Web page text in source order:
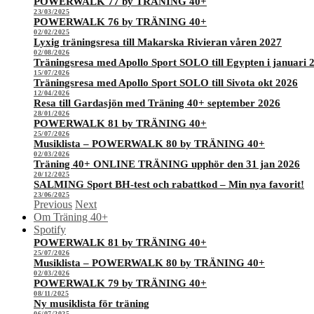
23/03/2025
POWERWALK 76 by TRÄNING 40+
02/02/2025
Lyxig träningsresa till Makarska Rivieran våren 2027
02/08/2026
Träningsresa med Apollo Sport SOLO till Egypten i januari
15/07/2026
Träningsresa med Apollo Sport SOLO till Sivota okt 2026
12/04/2026
Resa till Gardasjön med Träning 40+ september 2026
28/01/2026
POWERWALK 81 by TRÄNING 40+
25/07/2026
Musiklista – POWERWALK 80 by TRÄNING 40+
02/03/2026
Träning 40+ ONLINE TRÄNING upphör den 31 jan 2026
20/12/2025
SALMING Sport BH-test och rabattkod – Min nya favorit!
23/06/2025
Previous Next
Om Träning 40+
Spotify
POWERWALK 81 by TRÄNING 40+
25/07/2026
Musiklista – POWERWALK 80 by TRÄNING 40+
02/03/2026
POWERWALK 79 by TRÄNING 40+
08/11/2025
Ny musiklista för träning